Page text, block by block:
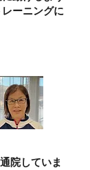
ーニングに
院していま